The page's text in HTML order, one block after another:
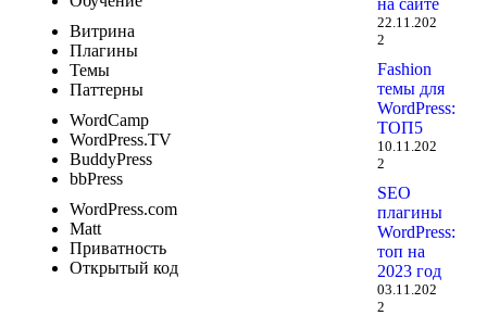
Витрина
Плагины
Темы
Паттерны
WordCamp
WordPress.TV
BuddyPress
bbPress
WordPress.com
Matt
Приватность
Открытый код
на сайте
22.11.202
2
Fashion
темы для
WordPress:
ТОП5
10.11.202
2
SEO
плагины
WordPress:
топ на
2023 год
03.11.202
2